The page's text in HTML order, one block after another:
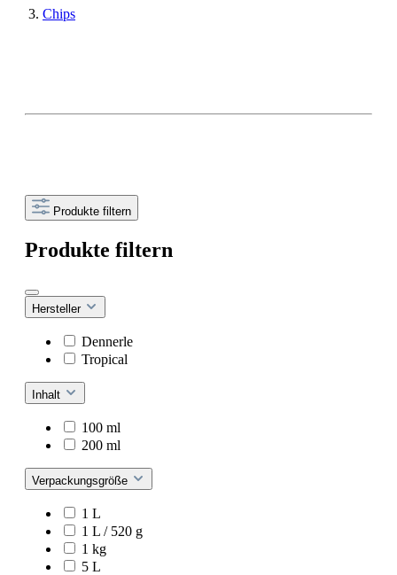
Chips
Produkte filtern
Produkte filtern
Hersteller
Dennerle
Tropical
Inhalt
100 ml
200 ml
Verpackungsgröße
1 L
1 L / 520 g
1 kg
5 L